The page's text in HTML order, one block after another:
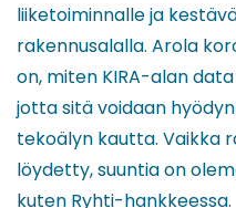
liiketoiminnalle ja
rakennusalalla. Arola
on, miten KIRA-alan
jotta sitä voidaan
tekoälyn kautta. Vaikka
löydetty, suuntia on
kuten Ryhti-hankkeessa.